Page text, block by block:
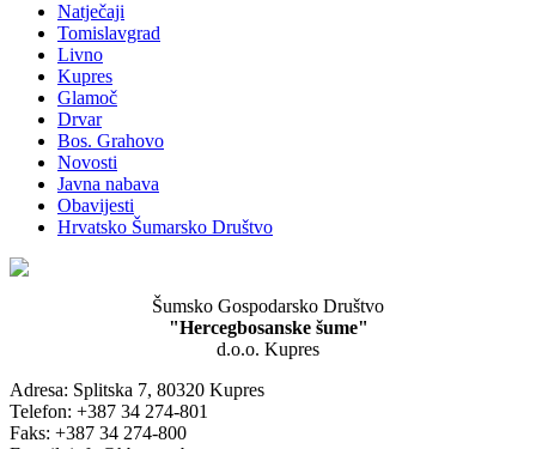
Natječaji
Tomislavgrad
Livno
Kupres
Glamoč
Drvar
Bos. Grahovo
Novosti
Javna nabava
Obavijesti
Hrvatsko Šumarsko Društvo
Šumsko Gospodarsko Društvo
"Hercegbosanske šume"
d.o.o. Kupres
Adresa: Splitska 7, 80320 Kupres
Telefon: +387 34 274-801
Faks: +387 34 274-800